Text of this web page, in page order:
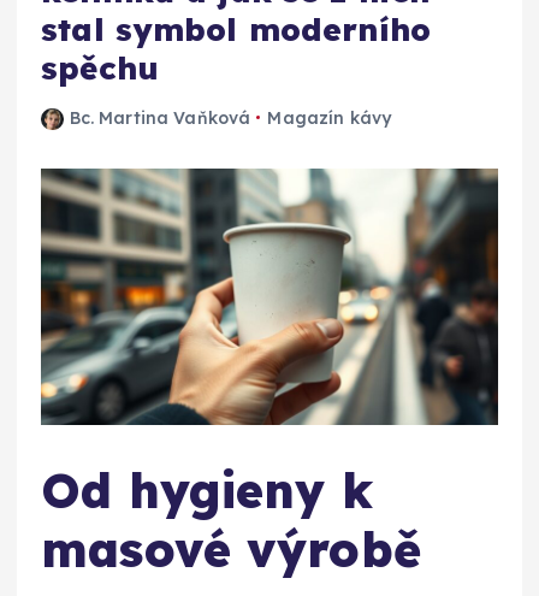
stal symbol moderního
spěchu
Bc. Martina Vaňková Magazín kávy
Od hygieny k
masové výrobě